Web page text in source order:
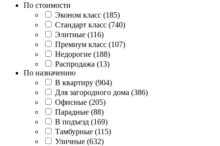
По стоимости
Эконом класс (185)
Стандарт класс (740)
Элитные (116)
Премиум класс (107)
Недорогие (188)
Распродажа (13)
По назначению
В квартиру (904)
Для загородного дома (386)
Офисные (205)
Парадные (88)
В подъезд (169)
Тамбурные (115)
Уличные (632)